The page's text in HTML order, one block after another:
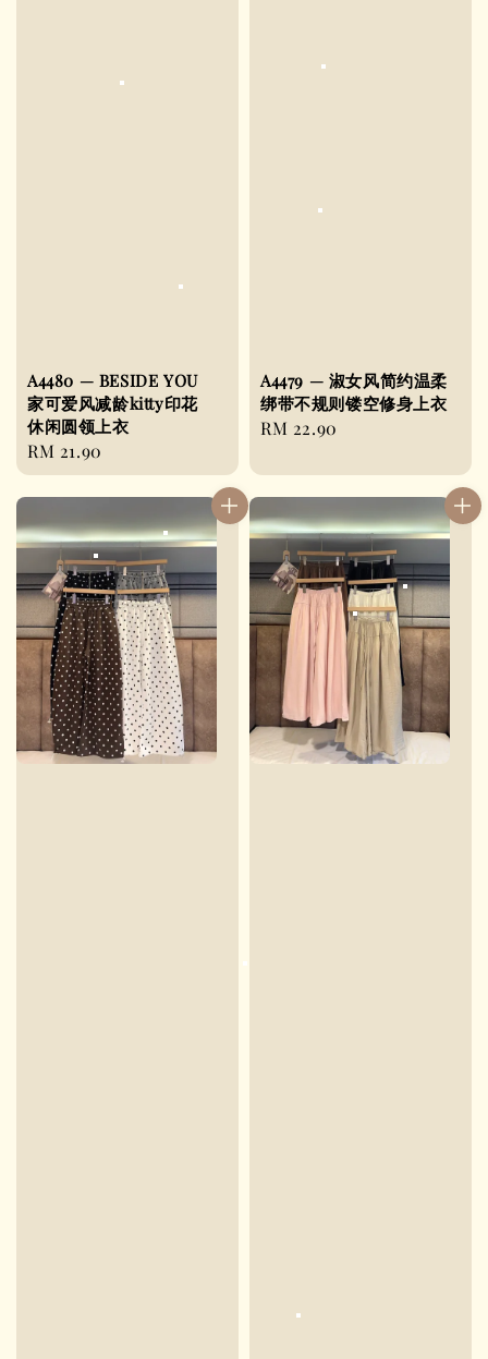
A4480 — BESIDE YOU
家可爱风减龄kitty印花
休闲圆领上衣
Regular
price
RM 21.90
A4479 — 淑女风简约温柔
绑带不规则镂空修身上衣
Regular
RM 22.90